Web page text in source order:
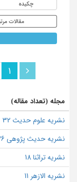
چکیده
مقالات
1
مجله (تعداد مقاله)
نشریه علوم حدیث 32
نشریه حدیث پژوهی 26
نشریه تراثنا 18
نشریه الازهر 11